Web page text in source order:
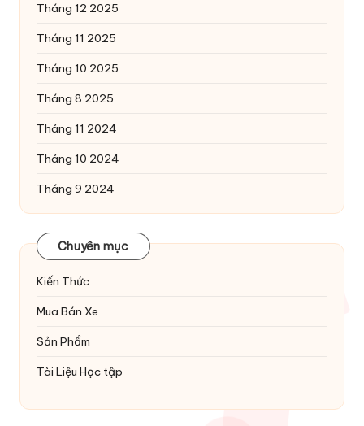
Tháng 12 2025
Tháng 11 2025
Tháng 10 2025
Tháng 8 2025
Tháng 11 2024
Tháng 10 2024
Tháng 9 2024
Chuyên mục
Kiến Thức
Mua Bán Xe
Sản Phẩm
Tài Liệu Học tập